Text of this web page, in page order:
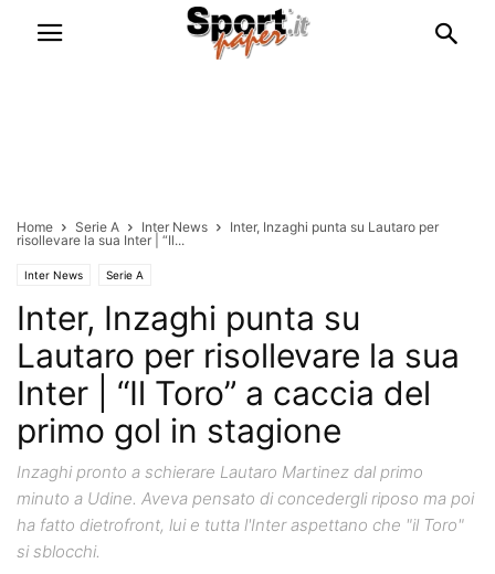
Home Serie A Inter News
Inter, Inzaghi punta su Lautaro per
risollevare la sua Inter | “Il...
Inter News Serie A
Inter, Inzaghi punta su
Lautaro per risollevare la sua
Inter | “Il Toro” a caccia del
primo gol in stagione
Inzaghi pronto a schierare Lautaro Martinez dal primo
minuto a Udine. Aveva pensato di concedergli riposo ma poi
ha fatto dietrofront, lui e tutta l'Inter aspettano che "il Toro"
si sblocchi.